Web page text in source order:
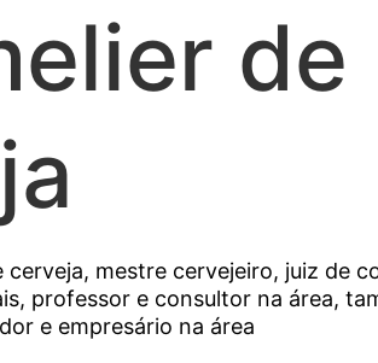
de
mestre cervejeiro, juiz de
professor e consultor na área,
e empresário na área